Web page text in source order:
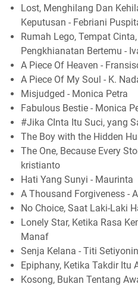
Lost, Menghilang Dan
Keputusan - Febriani
Rumah Lego, Tempat
Pengkhianatan Bertemu -
A Piece Of Heaven -
A Piece Of My Soul - K.
Misjudged - Monica Petra
Fabulous Bestie - Monica
#Jika CInta Itu Suci, yang
The Boy with the Hidden
The One, Because Every
kristianto
Hati Yang Sunyi - Maurinta
A Thousand Forgiveness -
No Choice, Saat Laki-Laki
Lonely Star, Ketika Rasa
Manaf
Senja Kelana - Titi
Epiphany, Ketika Takdir Itu
Kosong, Bukan Tentang